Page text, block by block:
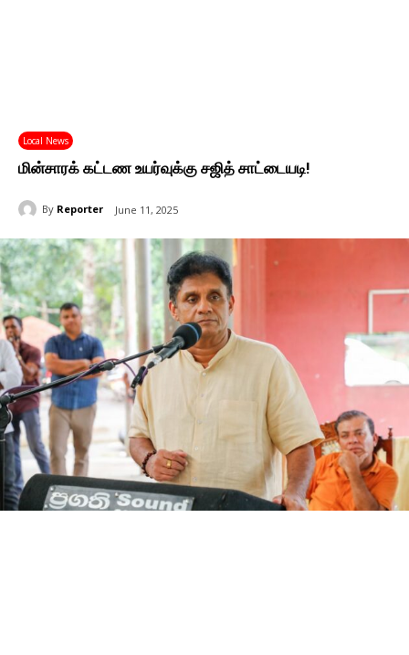
Local News
மின்சாரக் கட்டண உயர்வுக்கு சஜித் சாட்டையடி!
By Reporter June 11, 2025